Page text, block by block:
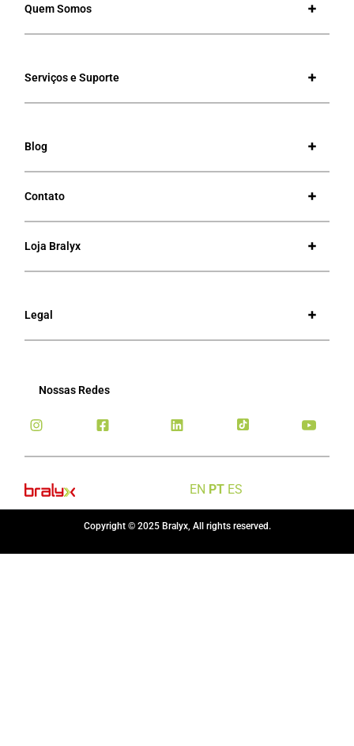
Quem Somos
Serviços e Suporte
Blog
Contato
Loja Bralyx
Legal
Nossas Redes
EN PT ES
Copyright © 2025 Bralyx, All rights reserved.